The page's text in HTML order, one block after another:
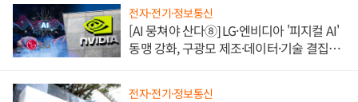
전자·전기·정보통신
[AI 뭉쳐야 산다⑧] LG·엔비디아 '피지컬 AI'
동맹 강화, 구광모 제조·데이터·기술 결집
전자·전기·정보통신